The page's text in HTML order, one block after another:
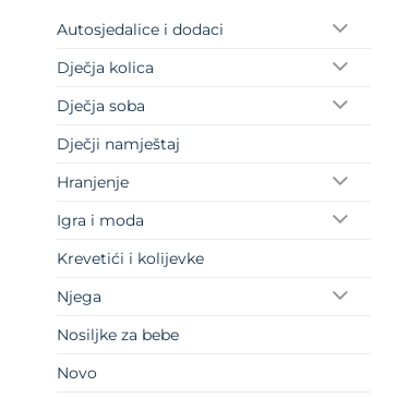
Autosjedalice i dodaci
Dječja kolica
Dječja soba
Dječji namještaj
Hranjenje
Igra i moda
Krevetići i kolijevke
Njega
Nosiljke za bebe
Novo